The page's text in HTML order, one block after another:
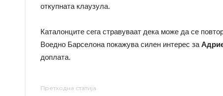
откупната клаузула.
Каталонците сега стравуваат дека може да се
Воедно Барселона покажува силен интерес за
доплата.
Претходна статија